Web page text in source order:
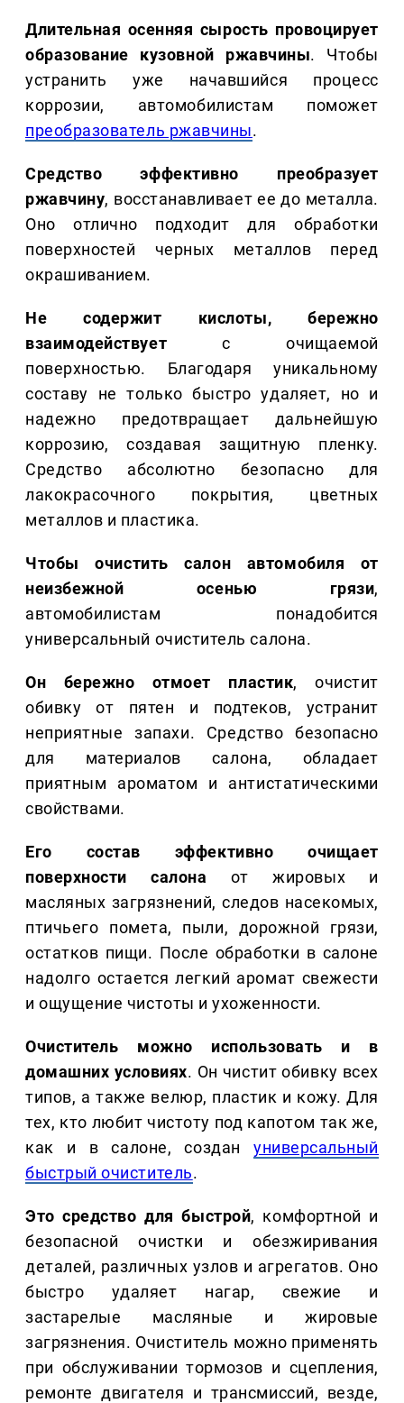
Длительная осенняя сырость провоцирует
образование кузовной ржавчины. Чтобы
устранить уже начавшийся процесс
коррозии, автомобилистам поможет
преобразователь ржавчины.
Средство эффективно преобразует
ржавчину, восстанавливает ее до металла.
Оно отлично подходит для обработки
поверхностей черных металлов перед
окрашиванием.
Не содержит кислоты, бережно
взаимодействуетс очищаемой
поверхностью. Благодаря уникальному
составу не только быстро удаляет, но и
надежно предотвращает дальнейшую
коррозию, создавая защитную пленку.
Средство абсолютно безопасно для
лакокрасочного покрытия, цветных
металлов и пластика.
Чтобы очистить салон автомобиля от
неизбежной осенью грязи,
автомобилистам понадобится
универсальный очиститель салона.
Он бережно отмоет пластик, очистит
обивку от пятен и подтеков, устранит
неприятные запахи. Средство безопасно
для материалов салона, обладает
приятным ароматом и антистатическими
свойствами.
Его состав эффективно очищает
поверхности салона от жировых и
масляных загрязнений, следов насекомых,
птичьего помета, пыли, дорожной грязи,
остатков пищи. После обработки в салоне
надолго остается легкий аромат свежести
и ощущение чистоты и ухоженности.
Очиститель можно использовать и в
домашних условиях. Он чистит обивку всех
типов, а также велюр, пластик и кожу. Для
тех, кто любит чистоту под капотом так же,
как и в салоне, создан универсальный
быстрый очиститель.
Это средство для быстрой, комфортной и
безопасной очистки и обезжиривания
деталей, различных узлов и агрегатов. Оно
быстро удаляет нагар, свежие и
застарелые масляные и жировые
загрязнения. Очиститель можно применять
при обслуживании тормозов и сцепления,
ремонте двигателя и трансмиссий, везде,